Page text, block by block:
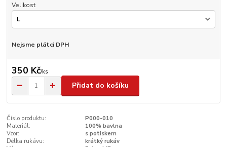
Velikost
Nejsme plátci DPH
350 Kč/ks
Přidat do košíku
Číslo produktu:
P000-010
Materiál:
100% bavlna
Vzor:
s potiskem
Délka rukávu:
krátký rukáv